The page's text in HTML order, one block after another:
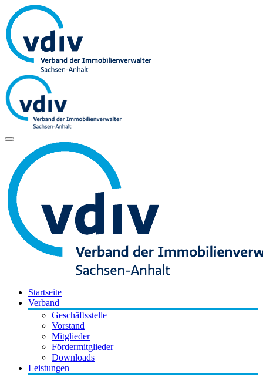
Startseite
Verband
Geschäftsstelle
Vorstand
Mitglieder
Fördermitglieder
Downloads
Leistungen